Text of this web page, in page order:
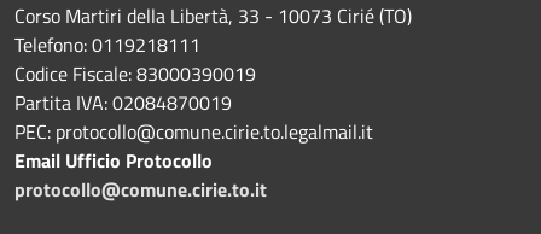
Corso Martiri della Libertà, 33 - 10073 Cirié (TO)
Telefono: 0119218111
Codice Fiscale: 83000390019
Partita IVA: 02084870019
PEC: protocollo@comune.cirie.to.legalmail.it
Email Ufficio Protocollo
protocollo@comune.cirie.to.it